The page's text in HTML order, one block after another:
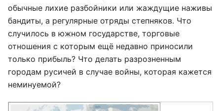
обычные лихие разбойники или жаждущие наживы
бандиты, а регулярные отряды степняков. Что
случилось в южном государстве, торговые
отношения с которым ещё недавно приносили
только прибыль? Что делать разрозненным
городам русичей в случае войны, которая кажется
неминуемой?